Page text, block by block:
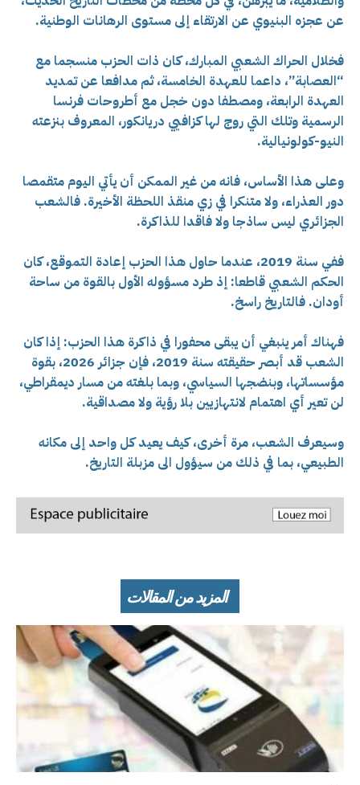
عن عجزه البنيوي عن الارتقاء إلى مستوى الرهانات الوطنية.
فخلال الحراك الشعبي المبارك، كان ذات الحزب منسجما مع
“العصابة”، داعما للعهدة الخامسة، ثم مدافعا عن تمديد
العهدة الرابعة، ومصطفا دون خجل مع أطروحات فرنسا
الرسمية وتلك التي روج لها كزافيي دريانكور، المعروف بنزعته
النيو-كولونيالية.
وعلى هذا الأساس، فانه من غير الممكن أن يأتي اليوم متقمصا
دور العذراء، ولا متنكرا في زي منقذ اللحظة الأخيرة. فالشعب
الجزائري ليس ساذجا ولا فاقدا للذاكرة.
ففي سنة 2019، عندما حاول هذا الحزب إعادة التموقع، كان
الحكم الشعبي قاطعا: إذ طرد مسؤوله الأول بالقوة من ساحة
أودان. فالتاريخ راسخ.
فهناك أمر ينبغي أن يبقى محفورا في ذاكرة هذا الحزب: إذا كان
الشعب قد أبصر حقيقته سنة 2019، فإن جزائر 2026، بقوة
مؤسساتها، وبنضجها السياسي، وبما بلغته من مسار ديمقراطي،
لن تعير أي اهتمام لانتهازيين بلا رؤية ولا مصداقية.
وسيعرف الشعب، مرة أخرى، كيف يعيد كل واحد إلى مكانه
الطبيعي، بما في ذلك من سيؤول الى مزبلة التاريخ.
المزيد من المقالات